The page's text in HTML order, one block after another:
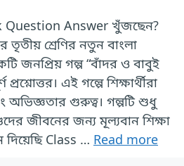
Question Answer খুঁজছেন?
শ্রেণির নতুন বাংলা
জনপ্রিয় গল্প “বাঁদর ও বাবুই
এই গল্পে শিক্ষার্থীরা
অভিজ্ঞতার গুরুত্ব। গল্পটি শুধু
জীবনের জন্য মূল্যবান শিক্ষা
দিয়েছি Class … Read more